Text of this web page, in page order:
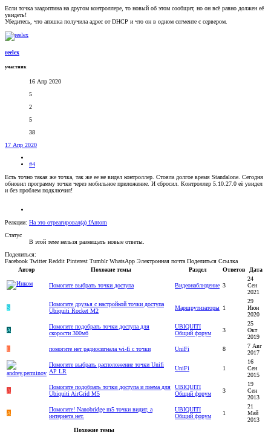
Если точка заадоптина на другом контроллере, то новый об этом сообщит, но он всё равно должен её
увидеть!
Убедитесь, что апэшка получила адрес от DHCP и что он в одном сегменте с сервером.
reelex
участник
16 Апр 2020
5
2
5
38
17 Апр 2020
#4
Есть точно такая же точка, так же ее не видел контроллер. Стояла долгое время Standalone. Сегодня
обновил программу точки через мобильное приложение. И сбросил. Контроллер 5.10.27.0 её увидел
и без проблем подключил!
Реакции: На это отреагировал(а) fAntom
Статус
В этой теме нельзя размещать новые ответы.
Поделиться:
Facebook Twitter Reddit Pinterest Tumblr WhatsApp Электронная почта Поделиться Ссылка
Автор
Похожие темы Раздел Ответов Дата
Помогите выбрать точки доступа Видеонаблюдение 3
24
Сен
2021
S
Помогите друзья с настройкой точки доступа
Ubiquiti Rocket M2
Маршрутизаторы 1
29
Июн
2020
А
Помогите подобрать точки доступа для
скорости 300мб
UBIQUITI
Общий форум
3
25
Окт
2019
L
помогите нет радиосигнала wi-fi с точки UniFi 8
7 Авг
2017
Помогите выбрать расположение точки Unifi
AP LR
UniFi 1
16
Сен
2015
А
Помогите подобрать точки доступа и пиема для
Ubiquiti AirGrid M5
UBIQUITI
Общий форум
3
19
Сен
2013
A
Помогите! Nanobridge m5 точки видит, а
интернета нет.
UBIQUITI
Общий форум
1
21
Май
2013
Похожие темы